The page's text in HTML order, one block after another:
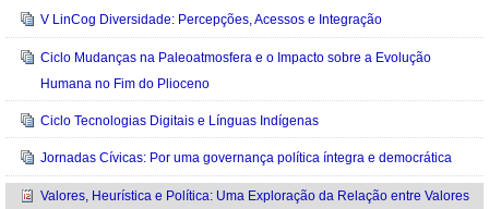
V LinCog Diversidade: Percepções, Acessos e Integração
Ciclo Mudanças na Paleoatmosfera e o Impacto sobre a Evolução
Humana no Fim do Plioceno
Ciclo Tecnologias Digitais e Línguas Indígenas
Jornadas Cívicas: Por uma governança política íntegra e democrática
Valores, Heurística e Política: Uma Exploração da Relação entre Valores